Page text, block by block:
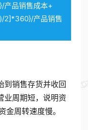
产品销售成本+
2]*360}/产品销售
到销售存货并收回
业周期短，说明资
金周转速度慢。